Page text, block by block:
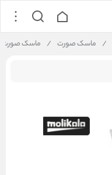
/ ماسک صورت / ماسک صورت